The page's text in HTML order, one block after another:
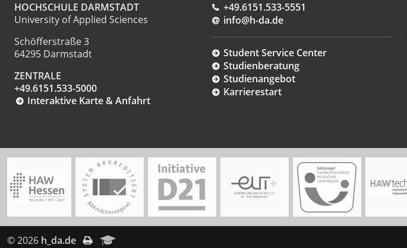
HOCHSCHULE DARMSTADT
University of Applied Sciences
Schöfferstraße 3
64295 Darmstadt
ZENTRALE
+49.6151.533-5000
Interaktive Karte & Anfahrt
+49.6151.533-5551
info@h-da.de
Student Service Center
Studienberatung
Studienangebot
Karrierestart
© 2026 h_da.de 